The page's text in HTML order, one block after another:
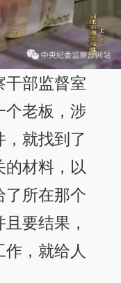
干部监督室
个老板，涉
，就找到了
的材料，以
了所在那个
要结果，
，就给人